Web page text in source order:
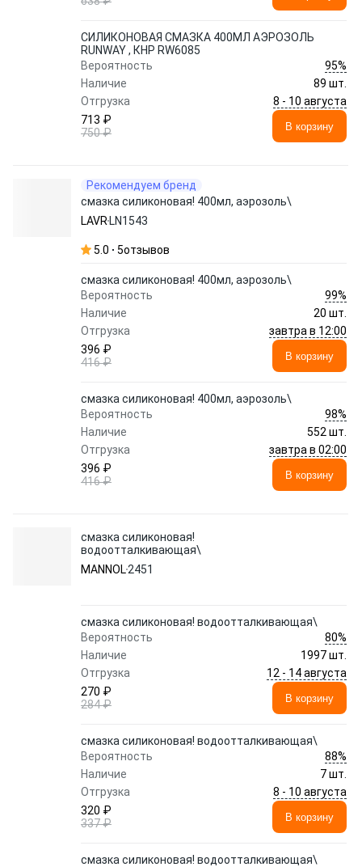
СИЛИКОНОВАЯ СМАЗКА 400МЛ АЭРОЗОЛЬ
RUNWAY , КНР RW6085
Вероятность
95%
Наличие
89 шт.
Отгрузка
8 - 10 августа
713 ₽
750 ₽
В корзину
Рекомендуем бренд
смазка силиконовая! 400мл, аэрозоль\
LAVR LN1543
5.0 5отзывов
смазка силиконовая! 400мл, аэрозоль\
Вероятность
99%
Наличие
20 шт.
Отгрузка
завтра в 12:00
396 ₽
416 ₽
В корзину
смазка силиконовая! 400мл, аэрозоль\
Вероятность
98%
Наличие
552 шт.
Отгрузка
завтра в 02:00
396 ₽
416 ₽
В корзину
смазка силиконовая!
водоотталкивающая\
MANNOL2451
смазка силиконовая! водоотталкивающая\
Вероятность
80%
Наличие
1997 шт.
Отгрузка
12 - 14 августа
270 ₽
284 ₽
В корзину
смазка силиконовая! водоотталкивающая\
Вероятность
88%
Наличие
7 шт.
Отгрузка
8 - 10 августа
320 ₽
337 ₽
В корзину
смазка силиконовая! водоотталкивающая\